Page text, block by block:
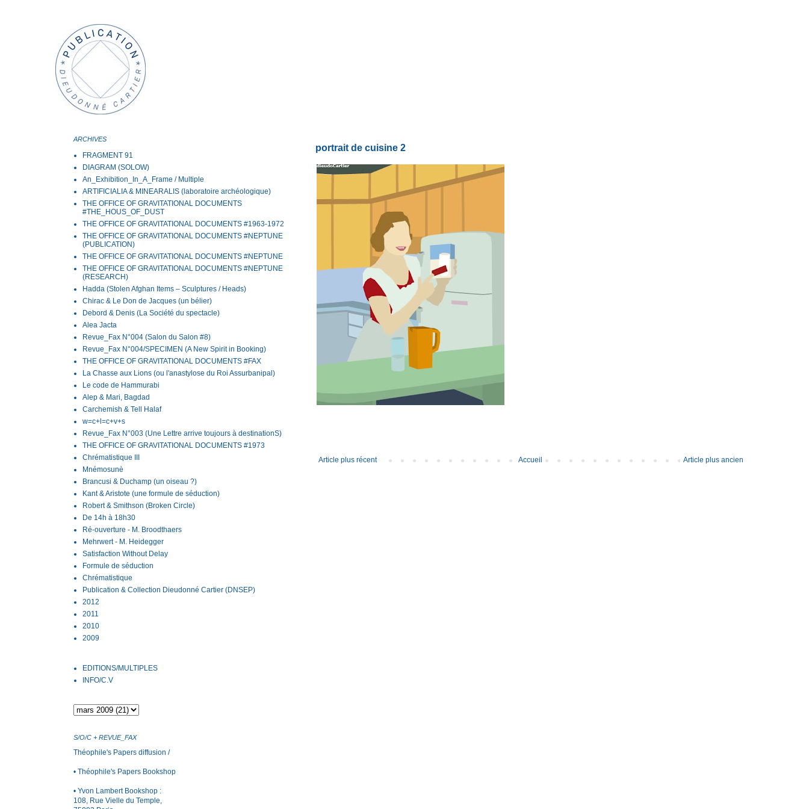
portrait de cuisine 2
Article plus récent Article plus ancien
Accueil
ARCHIVES
FRAGMENT 91
DIAGRAM (SOLOW)
An_Exhibition_In_A_Frame / Multiple
ARTIFICIALIA & MINEARALIS (laboratoire archéologique)
THE OFFICE OF GRAVITATIONAL DOCUMENTS
#THE_HOUS_OF_DUST
THE OFFICE OF GRAVITATIONAL DOCUMENTS #1963-1972
THE OFFICE OF GRAVITATIONAL DOCUMENTS #NEPTUNE
(PUBLICATION)
THE OFFICE OF GRAVITATIONAL DOCUMENTS #NEPTUNE
THE OFFICE OF GRAVITATIONAL DOCUMENTS #NEPTUNE
(RESEARCH)
Hadda (Stolen Afghan Items – Sculptures / Heads)
Chirac & Le Don de Jacques (un bélier)
Debord & Denis (La Société du spectacle)
Alea Jacta
Revue_Fax N°004 (Salon du Salon #8)
Revue_Fax N°004/SPECIMEN (A New Spirit in Booking)
THE OFFICE OF GRAVITATIONAL DOCUMENTS #FAX
La Chasse aux Lions (ou l'anastylose du Roi Assurbanipal)
Le code de Hammurabi
Alep & Mari, Bagdad
Carchemish & Tell Halaf
w=c+l=c+v+s
Revue_Fax N°003 (Une Lettre arrive toujours à destinationS)
THE OFFICE OF GRAVITATIONAL DOCUMENTS #1973
Chrématistique III
Mnémosunè
Brancusi & Duchamp (un oiseau ?)
Kant & Aristote (une formule de séduction)
Robert & Smithson (Broken Circle)
De 14h à 18h30
Ré-ouverture - M. Broodthaers
Mehrwert - M. Heidegger
Satisfaction Without Delay
Formule de séduction
Chrématistique
Publication & Collection Dieudonné Cartier (DNSEP)
2012
2011
2010
2009
EDITIONS/MULTIPLES
INFO/C.V
S/O/C + REVUE_FAX
Théophile's Papers diffusion /
• Théophile's Papers Bookshop
• Yvon Lambert Bookshop :
108, Rue Vielle du Temple,